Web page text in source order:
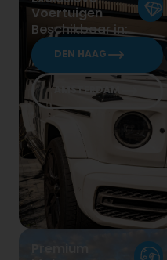
Voertuigen
Beschikbaar in:
DEN HAAG
AMSTERDAM